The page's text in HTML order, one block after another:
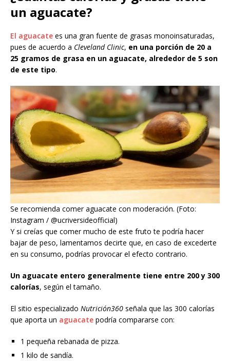
un aguacate?
El aguacate es una gran fuente de grasas monoinsaturadas,
pues de acuerdo a Cleveland Clinic, en una porción de 20 a
25 gramos de grasa en un aguacate, alrededor de 5 son
de este tipo.
Se recomienda comer aguacate con moderación. (Foto:
Instagram / @ucriversideofficial)
Y si creías que comer mucho de este fruto te podría hacer
bajar de peso, lamentamos decirte que, en caso de excederte
en su consumo, podrías provocar el efecto contrario.
Un aguacate entero generalmente tiene entre 200 y 300
calorías, según el tamaño.
El sitio especializado Nutrición360 señala que las 300 calorías
que aporta un aguacate podría compararse con:
1 pequeña rebanada de pizza.
1 kilo de sandía.